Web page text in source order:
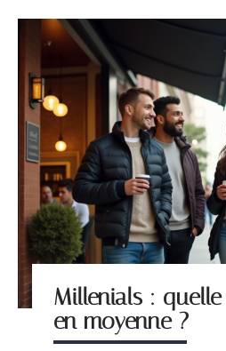
Millenials :
en moyenne ?